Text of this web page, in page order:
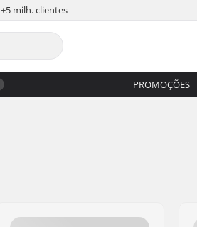
+5 milh. clientes
PROMOÇÕES